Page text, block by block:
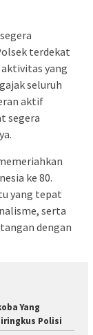
terdekat
yang
seluruh
aktif
segera
ke 80.
yang tepat
serta
dengan
Yang
Polisi